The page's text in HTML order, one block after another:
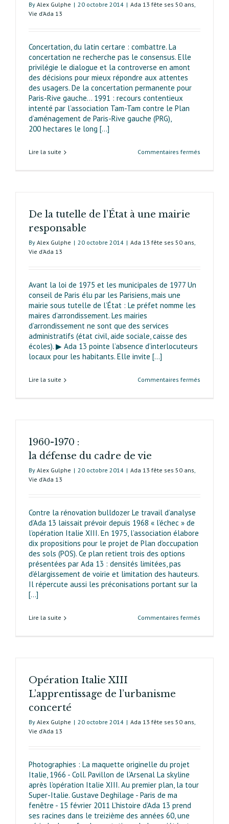
By Alex Gulphe | 20 octobre 2014 | Ada 13 fête ses 50 ans,
Vie d’Ada 13
Concertation, du latin certare : combattre. La
concertation ne recherche pas le consensus. Elle
privilégie le dialogue et la controverse en amont
des décisions pour mieux répondre aux attentes
des usagers. De la concertation permanente pour
Paris-Rive gauche… 1991 : recours contentieux
intenté par l’association Tam-Tam contre le Plan
d’aménagement de Paris-Rive gauche (PRG),
200 hectares le long [...]
Lire la suite Commentaires fermés
De la tutelle de l’État à une mairie
responsable
By Alex Gulphe | 20 octobre 2014 | Ada 13 fête ses 50 ans,
Vie d’Ada 13
Avant la loi de 1975 et les municipales de 1977 Un
conseil de Paris élu par les Parisiens, mais une
mairie sous tutelle de l’État : Le préfet nomme les
maires d’arrondissement. Les mairies
d’arrondissement ne sont que des services
administratifs (état civil, aide sociale, caisse des
écoles). ▶ Ada 13 pointe l’absence d’interlocuteurs
locaux pour les habitants. Elle invite [...]
Lire la suite Commentaires fermés
1960-1970 :
la défense du cadre de vie
By Alex Gulphe | 20 octobre 2014 | Ada 13 fête ses 50 ans,
Vie d’Ada 13
Contre la rénovation bulldozer Le travail d’analyse
d’Ada 13 laissait prévoir depuis 1968 « l’échec » de
l’opération Italie XIII. En 1975, l’association élabore
dix propositions pour le projet de Plan d’occu­pation
des sols (POS). Ce plan retient trois des options
présentées par Ada 13 : densités limitées, pas
d’élargissement de voirie et limitation des hauteurs.
Il répercute aussi les préconisations portant sur la
[...]
Lire la suite Commentaires fermés
Opération Italie XIII
L’apprentissage de l’urbanisme
concerté
By Alex Gulphe | 20 octobre 2014 | Ada 13 fête ses 50 ans,
Vie d’Ada 13
Photographies : La maquette originelle du projet
Italie, 1966 - Coll. Pavillon de l’Arsenal La skyline
après l’opération Italie XIII. Au premier plan, la tour
Super-Italie. Gustave Deghilage - Paris de ma
fenêtre - 15 février 2011 L’histoire d’Ada 13 prend
ses racines dans le treizième des années 60, une